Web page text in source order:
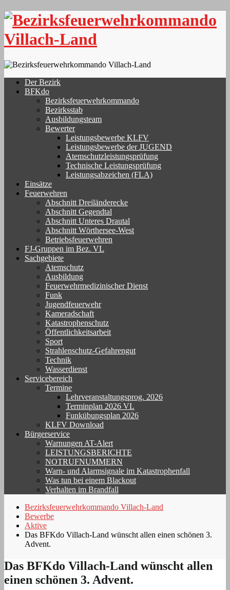
Skip
content
Der Bezirk
BFKdo
Bezirksfeuerwehrkommando
Bezirksstab
Ausbildungsteam
Bewerter
Leistungsbewerbe KLFV
Leistungsbewerbe der JUGEND
Atemschutzleistungsprüfung
Technische Leistungsprüfung
Leistungsabzeichen (FLA)
Einsätze
Feuerwehren
Abschnitt Dreiländerecke
Abschnitt Gegendtal
Abschnitt Unteres Drautal
Abschnitt Wörthersee-West
Betriebsfeuerwehren
FJ-Gruppen im Bez. VL
Sachgebiete
Atemschutz
Ausbildung
Feuerwehrmedizinischer Dienst
Funk
Jugendfeuerwehr
Kameradschaft
Katastrophenschutz
Öffentlichkeitsarbeit
Sport
Strahlenschutz-Gefahrengut
Technik
Wasserdienst
Servicebereich
Termine
Lehrveranstaltungsprog. 2026
Terminplan 2026 VL
Funkübungsplan 2026
KLFV Download
Bürgerservice
Warnungen AT-Alert
LEISTUNGSBERICHTE
NOTRUFNUMMERN
Warn- und Alarmsignale im Katastrophenfall
Was tun bei einem Blackout
Verhalten im Brandfall
Bezirksfeuerwehrkommando Villach-Land
Bewerbe
Aktive
Das BFKdo Villach-Land wünscht allen einen schönen 3.
Advent.
Das BFKdo Villach-Land wünscht allen
einen schönen 3. Advent.